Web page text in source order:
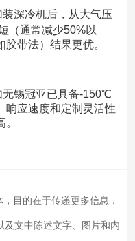
深冷机后，从大气压
（通常减少50%以
胶带法）结果更优。
无锡冠亚已具备-150℃
响应速度和定制灵活性
目的在于传递更多信息，
及文中陈述文字、图片和内